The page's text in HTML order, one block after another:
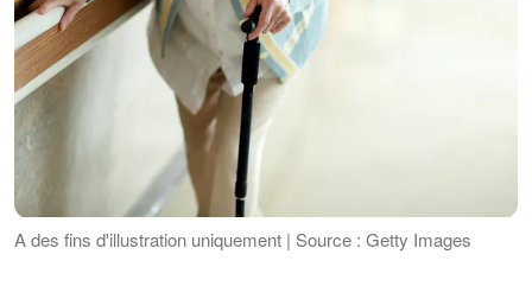
A des fins d'illustration uniquement | Source : Getty Images